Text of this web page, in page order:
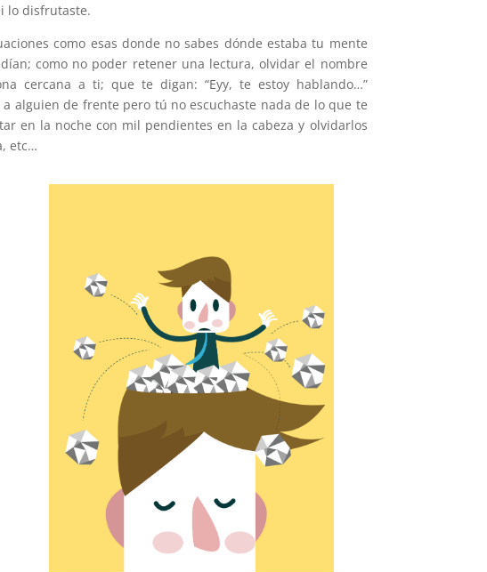
lo disfrutaste.
como esas donde no sabes dónde estaba tu mente
como no poder retener una lectura, olvidar el nombre
cercana a ti; que te digan: “Eyy, te estoy hablando…”
alguien de frente pero tú no escuchaste nada de lo que te
en la noche con mil pendientes en la cabeza y olvidarlos
etc…